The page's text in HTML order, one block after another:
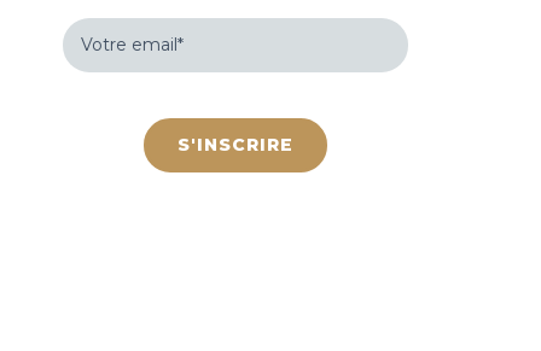
Votre
email
(Nécessaire)